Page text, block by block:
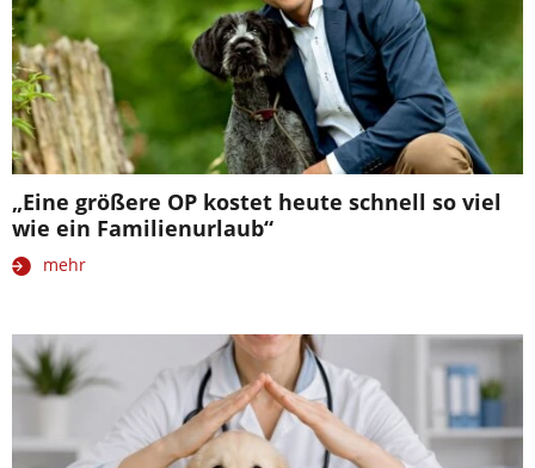
„Eine größere OP kostet heute schnell so viel
wie ein Familienurlaub“
mehr